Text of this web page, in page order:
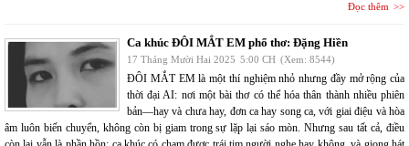
Đọc thêm
Ca khúc ĐÔI MẮT EM phổ thơ: Đặng Hiền
17 Tháng Mười Hai 2025 5:00 CH (Xem: 8544)
ĐÔI MẮT EM là một thí nghiệm nhỏ nhưng đầy mở rộng của
thời đại AI: nơi một bài thơ có thể hóa thân thành nhiều phiên
bản—hay và chưa hay, đơn ca hay song ca, với giai điệu và hòa
âm luôn biến chuyển, không còn bị giam trong sự lặp lại sáo mòn. Nhưng sau tất cả, điều